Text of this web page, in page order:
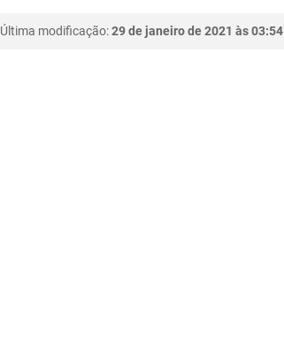
Última modificação:29 de janeiro de 2021 às 03:54